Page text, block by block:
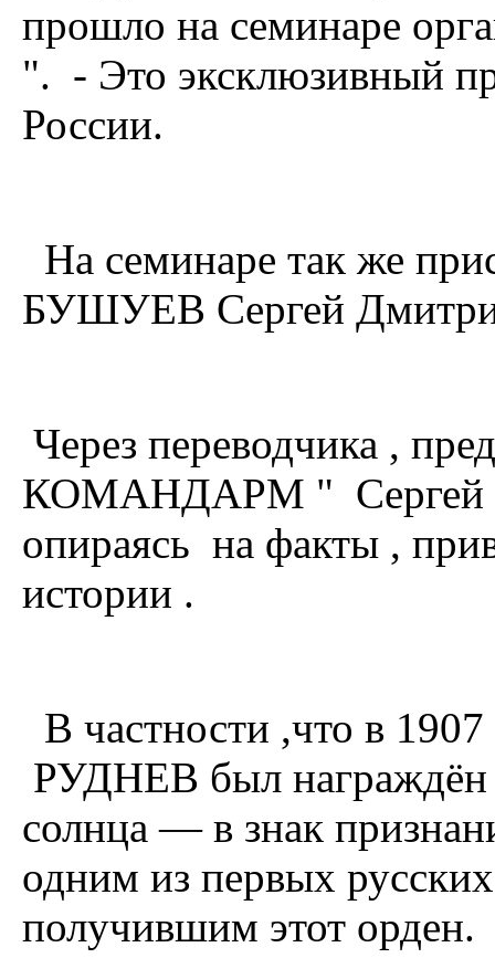
прошло на семинаре
". - Это эксклюзивный
России.
На семинаре так же
БУШУЕВ Сергей
Через переводчика ,
КОМАНДАРМ " Сергей
опираясь на факты ,
истории .
В частности ,что в
РУДНЕВ был награждён
солнца — в знак
одним из первых
получившим этот